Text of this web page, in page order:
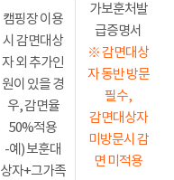
가보훈처발
급증명서
※ 감면대상
자 동반 방문
필수,
감면대상자
미방문시 감
면 미적용
캠핑장 이용
시 감면대상
자 외 추가인
원이 있을 경
우, 감면율
50%적용
-예) 보훈대
상자+그가족